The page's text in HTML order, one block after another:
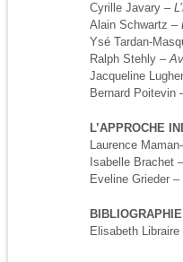
Cyrille Javary –
Alain Schwartz –
Ysé Tardan-
Ralph Stehly –
Jacqueline
Bernard Poitevin
L’APPROCHE
Laurence
Isabelle Brachet
Eveline Grieder –
Elisabeth Libraire